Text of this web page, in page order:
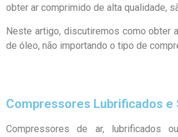
obter ar comprimido de alta qualidade,
Neste artigo, discutiremos como obter
de óleo, não importando o tipo de
Compressores Lubrificados e
Compressores de ar, lubrificados